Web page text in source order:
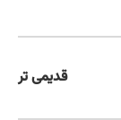
قدیمی تر